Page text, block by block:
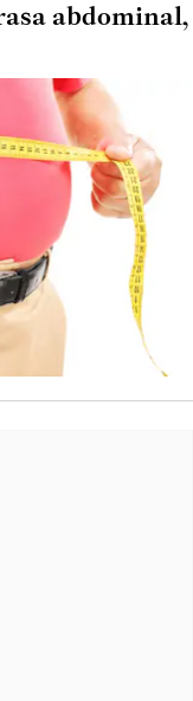
abdominal,